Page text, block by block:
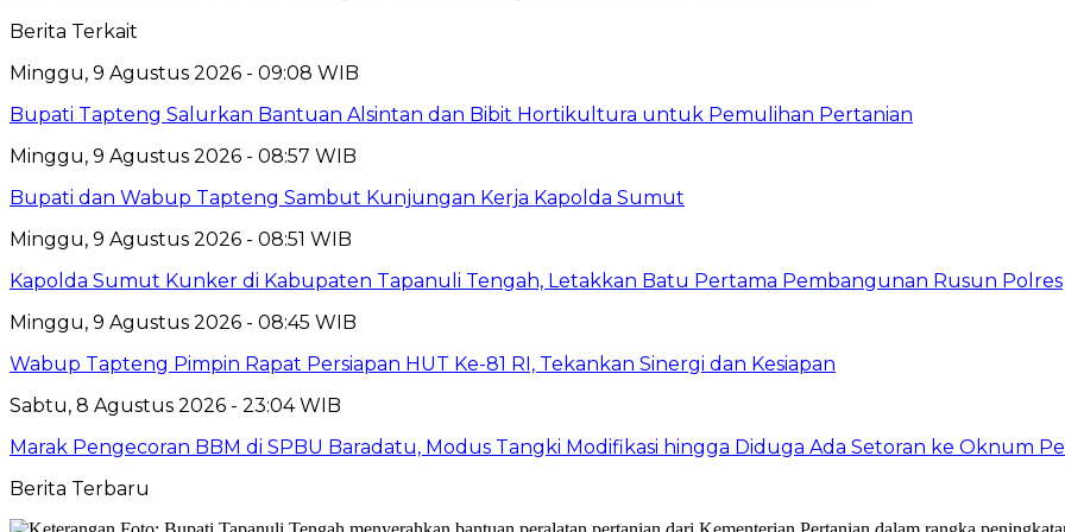
Berita Terkait
Minggu, 9 Agustus 2026 - 09:08 WIB
Bupati Tapteng Salurkan Bantuan Alsintan dan Bibit Hortikultura untuk Pemulihan Pertanian
Minggu, 9 Agustus 2026 - 08:57 WIB
Bupati dan Wabup Tapteng Sambut Kunjungan Kerja Kapolda Sumut
Minggu, 9 Agustus 2026 - 08:51 WIB
Kapolda Sumut Kunker di Kabupaten Tapanuli Tengah, Letakkan Batu Pertama Pembangunan Rusun Polres
Minggu, 9 Agustus 2026 - 08:45 WIB
Wabup Tapteng Pimpin Rapat Persiapan HUT Ke-81 RI, Tekankan Sinergi dan Kesiapan
Sabtu, 8 Agustus 2026 - 23:04 WIB
Marak Pengecoran BBM di SPBU Baradatu, Modus Tangki Modifikasi hingga Diduga Ada Setoran ke Oknum
Berita Terbaru